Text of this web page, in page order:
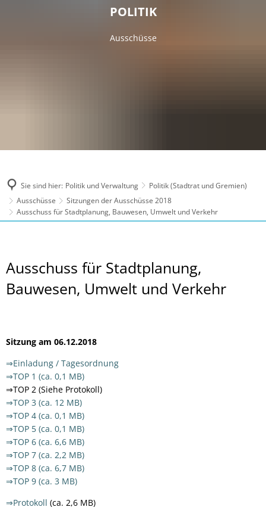
POLITIK
Ausschüsse
Sie sind hier: Politik und Verwaltung
Politik (Stadtrat und Gremien)
Ausschüsse
Sitzungen der Ausschüsse 2018
Ausschuss für Stadtplanung, Bauwesen, Umwelt und Verkehr
Ausschuss
für
Umwelt
und
Verkehr
Ausschuss für Stadtplanung,
Bauwesen, Umwelt und Verkehr
Sitzung am 06.12.2018
⇒Einladung / Tagesordnung
⇒TOP 1 (ca. 0,1 MB)
⇒TOP 2 (Siehe Protokoll)
⇒TOP 3 (ca. 12 MB)
⇒TOP 4 (ca. 0,1 MB)
⇒TOP 5 (ca. 0,1 MB)
⇒TOP 6 (ca. 6,6 MB)
⇒TOP 7 (ca. 2,2 MB)
⇒TOP 8 (ca. 6,7 MB)
⇒TOP 9 (ca. 3 MB)
⇒Protokoll (ca. 2,6 MB)